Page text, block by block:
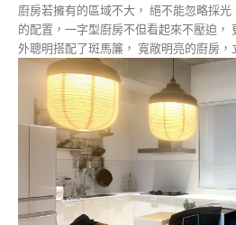
廚房若擁有的區域不大， 絕不能忽略採
的配置，一字型廚房不但看起來不壓迫，
外聰明搭配了斑馬簾， 寬敞明亮的廚房，